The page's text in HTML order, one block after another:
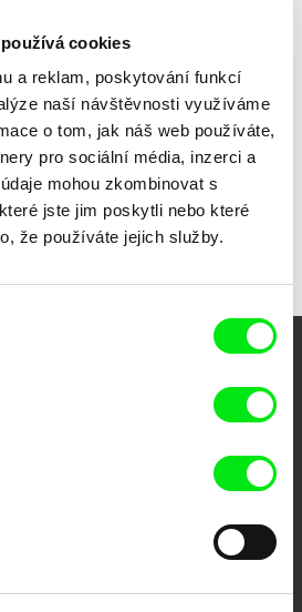
cookies
a reklam, poskytování funkcí
naší návštěvnosti využíváme
o tom, jak náš web používáte,
pro sociální média, inzerci a
mohou zkombinovat s
jste jim poskytli nebo které
že používáte jejich služby.
režiséři